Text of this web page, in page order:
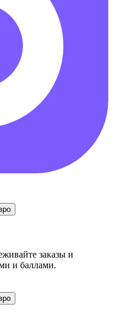
заказы и
и баллами.